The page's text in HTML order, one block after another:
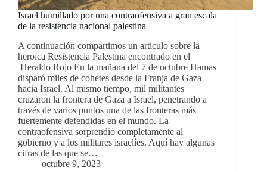
Israel humillado por una contraofensiva a gran escala
de la resistencia nacional palestina
A continuación compartimos un articulo sobre la
heroica Resistencia Palestina encontrado en el
Heraldo Rojo En la mañana del 7 de octubre Hamas
disparó miles de cohetes desde la Franja de Gaza
hacia Israel. Al mismo tiempo, mil militantes
cruzaron la frontera de Gaza a Israel, penetrando a
través de varios puntos una de las fronteras más
fuertemente defendidas en el mundo. La
contraofensiva sorprendió completamente al
gobierno y a los militares israelíes. Aquí hay algunas
cifras de las que se…
octubre 9, 2023